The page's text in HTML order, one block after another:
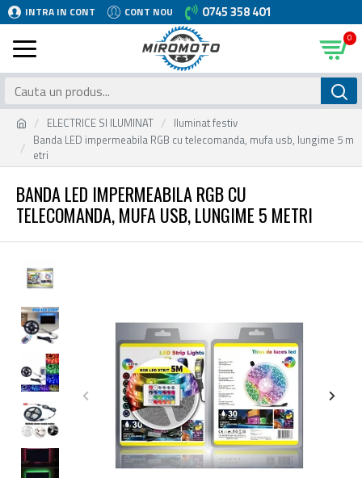
INTRA IN CONT CONT NOU 0745 358 401
0
ELECTRICE SI ILUMINAT
Iluminat festiv
Banda LED impermeabila RGB cu telecomanda, mufa usb, lungime 5 m
etri
BANDA LED IMPERMEABILA RGB CU
TELECOMANDA, MUFA USB, LUNGIME 5 METRI